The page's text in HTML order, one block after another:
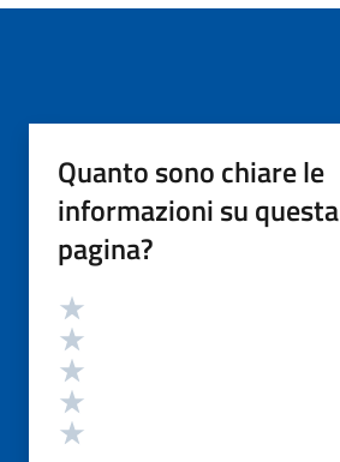
Quanto sono chiare le
informazioni su questa
pagina?
Valutazione